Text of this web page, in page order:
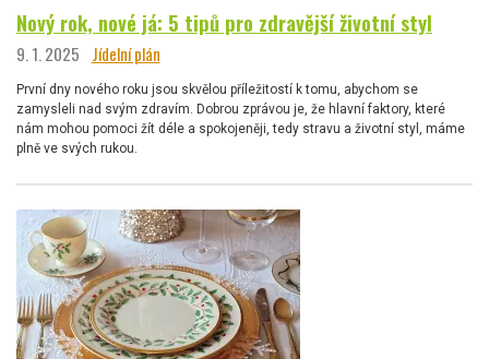
Nový rok, nové já: 5 tipů pro zdravější životní styl
9. 1. 2025 Jídelní plán
První dny nového roku jsou skvělou příležitostí k tomu, abychom se
zamysleli nad svým zdravím. Dobrou zprávou je, že hlavní faktory, které
nám mohou pomoci žít déle a spokojeněji, tedy stravu a životní styl, máme
plně ve svých rukou.